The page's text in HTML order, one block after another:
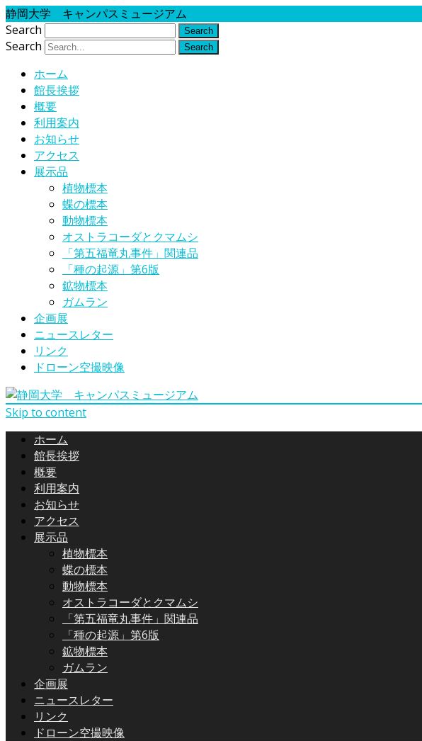
静岡大学 キャンパスミュージアム
Search
Search
ホーム
館長挨拶
概要
利用案内
お知らせ
アクセス
展示品
植物標本
蝶の標本
動物標本
オストラコーダとクマムシ
「第五福竜丸事件」関連品
「種の起源」第6版
鉱物標本
ガムラン
企画展
ニュースレター
リンク
ドローン空撮映像
Skip to content
ホーム
館長挨拶
概要
利用案内
お知らせ
アクセス
展示品
植物標本
蝶の標本
動物標本
オストラコーダとクマムシ
「第五福竜丸事件」関連品
「種の起源」第6版
鉱物標本
ガムラン
企画展
ニュースレター
リンク
ドローン空撮映像